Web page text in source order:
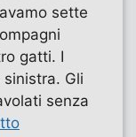
sette
gatti. I
Gli
senza